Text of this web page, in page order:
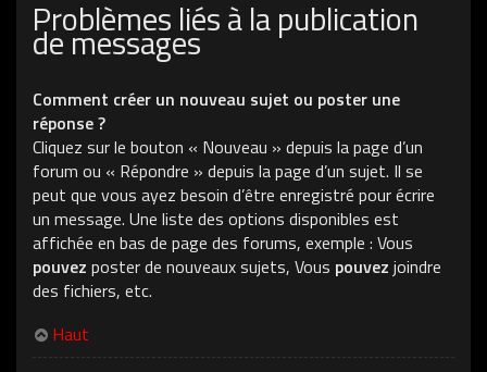
Problèmes liés à la publication
de messages
Comment créer un nouveau sujet ou poster une
réponse ?
Cliquez sur le bouton « Nouveau » depuis la page d’un
forum ou « Répondre » depuis la page d’un sujet. Il se
peut que vous ayez besoin d’être enregistré pour écrire
un message. Une liste des options disponibles est
affichée en bas de page des forums, exemple : Vous
pouvez poster de nouveaux sujets, Vous pouvez joindre
des fichiers, etc.
Haut